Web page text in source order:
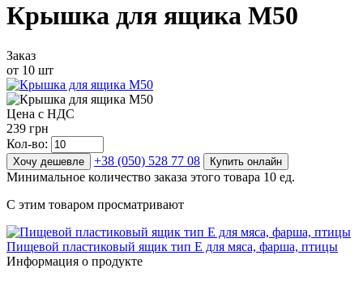
Крышка для ящика М50
Заказ
от 10 шт
Цена с НДС
239 грн
Кол-во:
Хочу дешевле +38 (050) 528 77 08 Купить онлайн
Минимальное количество заказа этого товара 10 ед.
С этим товаром просматривают
Пищевой пластиковый ящик тип Е для мяса, фарша, птицы
Информация о продукте